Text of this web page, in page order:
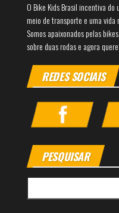
O Bike Kids Brasil incentiva
meio de transporte e uma vida
Somos apaixonados pelas
sobre duas rodas e agora
REDES SOCIAIS
PESQUISAR